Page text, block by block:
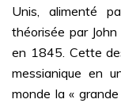
Unis, alimenté
théorisée par John
en 1845. Cette
messianique en
monde la «